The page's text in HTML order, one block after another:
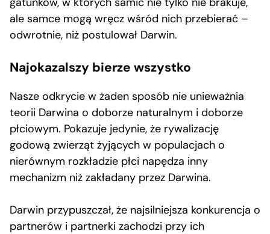
ale samce mogą wręcz wśród nich przebierać –
odwrotnie, niż postulował Darwin.
Najokazalszy bierze wszystko
Nasze odkrycie w żaden sposób nie unieważnia
teorii Darwina o doborze naturalnym i doborze
płciowym. Pokazuje jedynie, że rywalizację
godową zwierząt żyjących w populacjach o
nierównym rozkładzie płci napędza inny
mechanizm niż zakładany przez Darwina.
Darwin przypuszczał, że najsilniejsza konkurencja o
partnerów i partnerki zachodzi przy ich